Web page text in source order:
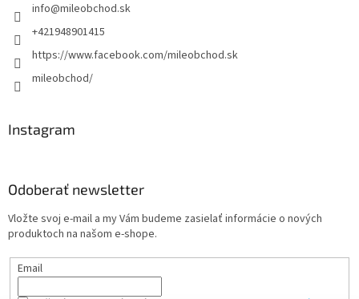
info@mileobchod.sk
+421948901415
https://www.facebook.com/mileobchod.sk
mileobchod/
Instagram
Odoberať newsletter
Vložte svoj e-mail a my Vám budeme zasielať informácie o nových
produktoch na našom e-shope.
Email